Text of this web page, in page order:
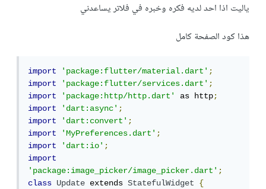
ياليت اذا احد لديه فكره وخبره في فلاتر يساعدني
هذا كود الصفحة كامل
import 'package:flutter/material.dart';
import
'package:flutter/services.dart';
import
'package:http/http.dart' as http;
import
'dart:async';
import
'dart:convert';
import
'MyPreferences.dart';
import
'dart:io';
import
'package:image_picker/image_picker.dart';
class
Update extends StatefulWidget
{